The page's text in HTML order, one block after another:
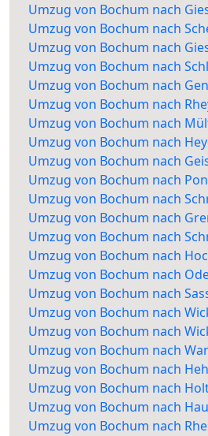
Umzug von Bochum nach
Umzug von Bochum nach
Umzug von Bochum nach
Umzug von Bochum nach
Umzug von Bochum nach
Umzug von Bochum nach
Umzug von Bochum nach
Umzug von Bochum nach
Umzug von Bochum nach
Umzug von Bochum nach
Umzug von Bochum nach
Umzug von Bochum nach
Umzug von Bochum nach
Umzug von Bochum nach
Umzug von Bochum nach
Umzug von Bochum nach
Umzug von Bochum nach
Umzug von Bochum nach
Umzug von Bochum nach
Umzug von Bochum nach
Umzug von Bochum nach
Umzug von Bochum nach
Umzug von Bochum nach